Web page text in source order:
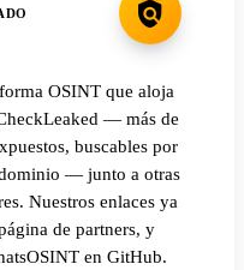
OSINT que aloja
— más de
buscables por
— junto a otras
Nuestros enlaces ya
de partners, y
en GitHub.